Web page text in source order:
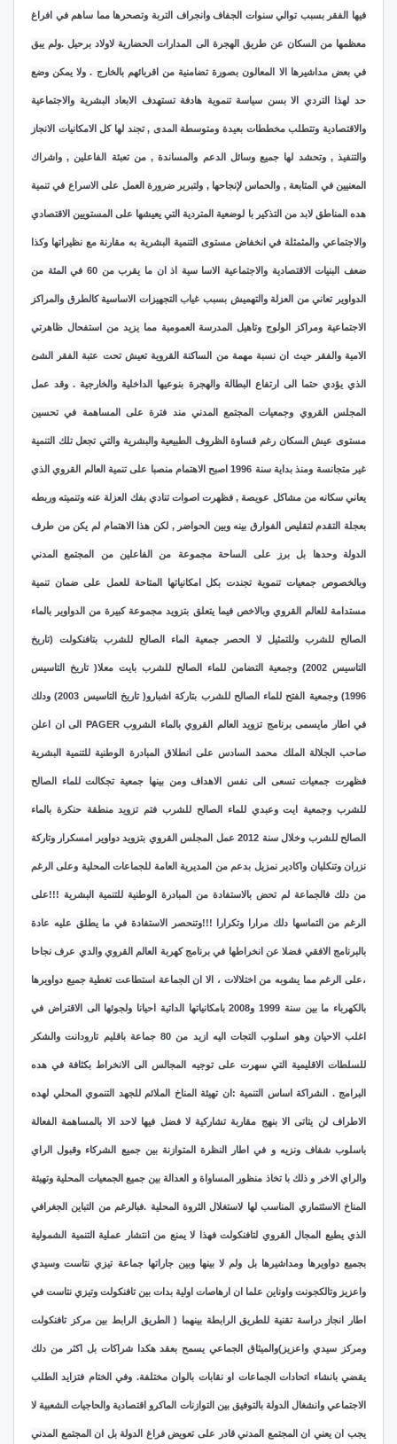
فيها الفقر بسبب توالي سنوات الجفاف وانجراف التربة وتصحرها مما ساهم في افراغ
معظمها من السكان عن طريق الهجرة الى المدارات الحضارية لاولاد برحيل .ولم يبق
في بعض مداشيرها الا المعالون بصورة تضامنية من اقربائهم بالخارج . ولا يمكن وضع
حد لهذا التردي الا بسن سياسة تنموية هادفة تستهدف الابعاد البشرية والاجتماعية
والاقتصادية وتتطلب مخططات بعيدة ومتوسطة المدى , تجند لها كل الامكانيات الانجاز
والتنفيذ , وتحشد لها جميع وسائل الدعم والمساندة , من تعبئة الفاعلين , واشراك
المعنيين في المتابعة , والحماس لإنجاحها , ولتبرير ضرورة العمل على الاسراع في تنمية
هده المناطق لابد من التذكير با لوضعية المتردية التي يعيشها على المستويين الاقتصادي
والاجتماعي والمثمثلة في انخفاض مستوى التنمية البشرية به مقارنة مع نظيراتها وكذا
ضعف البنيات الاقتصادية والاجتماعية الاسا سية اذ ان ما يقرب من 60 في المئة من
الدواوير تعاني من العزلة والتهميش بسبب غياب التجهيزات الاساسية كالطرق والمراكز
الاجتماعية ومراكز الولوج وتاهيل المدرسة العمومية مما يزيد من استفحال ظاهرتي
الامية والفقر حيث ان نسبة مهمة من الساكنة القروية تعيش تحت عتبة الفقر الشئ
الذي يؤدي حتما الى ارتفاع البطالة والهجرة بنوعيها الداخلية والخارجية . وقد عمل
المجلس القروي وجمعيات المجتمع المدني مند فترة على المساهمة في تحسين
مستوى عيش السكان رغم قساوة الظروف الطبيعية والبشرية والتي تجعل تلك التنمية
غير متجانسة ومنذ بداية سنة 1996 اصبح الاهتمام منصبا على تنمية العالم القروي الذي
يعاني سكانه من مشاكل عويصة , فظهرت اصوات تنادي بفك العزلة عنه وتنميته وربطه
بعجلة التقدم لتقليص الفوارق بينه وبين الحواضر , لكن هذا الاهتمام لم يكن من طرف
الدولة وحدها بل برز على الساحة مجموعة من الفاعلين من المجتمع المدني
وبالخصوص جمعيات تنموية تجندت بكل امكانياتها المتاحة للعمل على ضمان تنمية
مستدامة للعالم القروي وبالاخص فيما يتعلق بتزويد مجموعة كبيرة من الدواوير بالماء
الصالح للشرب وللتمثيل لا الحصر جمعية الماء الصالح للشرب بتافنكولت (تاريخ
التاسيس 2002) وجمعية التضامن للماء الصالح للشرب بايت معلا( تاريخ التاسيس
1996) وجمعية الفتح للماء الصالح للشرب بتاركة اشبارو( تاريخ التاسيس 2003) ودلك
في اطار مايسمى برنامج تزويد العالم القروي بالماء الشروب PAGER الى ان اعلن
صاحب الجلالة الملك محمد السادس على انطلاق المبادرة الوطنية للتنمية البشرية
فظهرت جمعيات تسعى الى نفس الاهداف ومن بينها جمعية تجكالت للماء الصالح
للشرب وجمعية ايت وعبدي للماء الصالح للشرب فتم تزويد منطقة حنكرة بالماء
الصالح للشرب وخلال سنة 2012 عمل المجلس القروي بتزويد دواوير امسكرار وتاركة
نزران وتنكليان واكادير نمزيل بدعم من المديرية العامة للجماعات المحلية وعلى الرغم
من دلك فالجماعة لم تحض بالاستفادة من المبادرة الوطنية للتنمية البشرية !!!على
الرغم من التماسها دلك مرارا وتكرارا !!!وتنحصر الاستفادة في ما يطلق عليه عادة
بالبرنامج الافقي فضلا عن انخراطها في برنامج كهربة العالم القروي والدي عرف نجاحا
،على الرغم مما يشوبه من اختلالات ، الا ان الجماعة استطاعت تغطية جميع دواويرها
بالكهرباء ما بين سنة 1999 و2008 بامكانياتها الداتية احيانا ولجوئها الى الاقتراض في
اغلب الاحيان وهو اسلوب التجات اليه ازيد من 80 جماعة باقليم تارودانت والشكر
للسلطات الاقليمية التي سهرت على توجيه المجالس الى الانخراط بكثافة في هده
البرامج . الشراكة اساس التنمية :ان تهيئة المناخ الملائم للجهد التنموي المحلي لهده
الاطراف لن يتاتى الا بنهج مقاربة تشاركية لا فضل فيها لاحد الا بالمساهمة الفعالة
باسلوب شفاف ونزيه و في اطار النظرة المتوازنة بين جميع الشركاء وقبول الراي
والراي الاخر و ذلك با تخاذ منظور المساواة و العدالة بين جميع الجمعيات المحلية وتهيئة
المناخ الاسثتماري المناسب لها لاستغلال الثروة المحلية .فبالرغم من التباين الجغرافي
الذي يطبع المجال القروي لتافنكولت فهذا لا يمنع من انتشار عملية التنمية الشمولية
بجميع دواويرها ومداشيرها بل ولم لا بينها وبين جاراتها جماعة تيزي نتاست وسيدي
واعزيز وتالكجونت واوناين علما ان ارهاصات اولية بدات بين تافنكولت وتيزي نتاست في
اطار انجاز دراسة تقنية للطريق الرابطة بينهما ( الطريق الرابط بين مركز تافنكولت
ومركز سيدي واعزيز)والميثاق الجماعي يسمح بعقد هكدا شراكات بل اكثر من دلك
يقضي بانشاء اتحادات الجماعات او نقابات بالوان مختلفة. وفي الختام فتزايد الطلب
الاجتماعي وانشغال الدولة بالتوفيق بين التوازنات الماكرو اقتصادية والحاجيات الشعبية لا
يجب ان يعني ان المجتمع المدني قادر على تعويض فراغ الدولة بل ان المجتمع المدني